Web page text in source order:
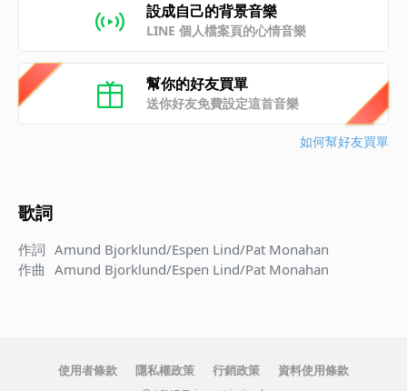
設成自己的背景音樂
LINE 個人檔案頁的心情音樂
幫你的好友買單
送你好友免費設定這首音樂
如何幫好友買單
歌詞
作詞 Amund Bjorklund/Espen Lind/Pat Monahan
作曲 Amund Bjorklund/Espen Lind/Pat Monahan
使用者條款 隱私權政策 行銷政策
資料使用條款